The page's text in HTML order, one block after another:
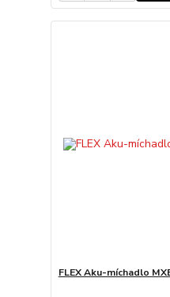
FLEX Aku-míchadlo